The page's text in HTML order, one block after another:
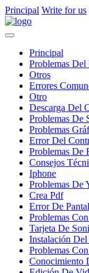
Principal Write for us
Principal
Problemas Del
Otros
Errores
Otro
Descarga Del
Problemas De
Problemas
Error Del
Problemas De
Consejos
Iphone
Problemas De
Crea Pdf
Error De
Problemas
Tarjeta De
Instalación
Problemas
Conocimiento